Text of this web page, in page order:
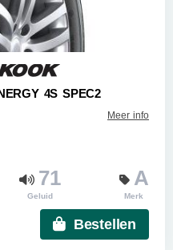
4S SPEC2
Meer info
71
Geluid
A
Merk
Bestellen